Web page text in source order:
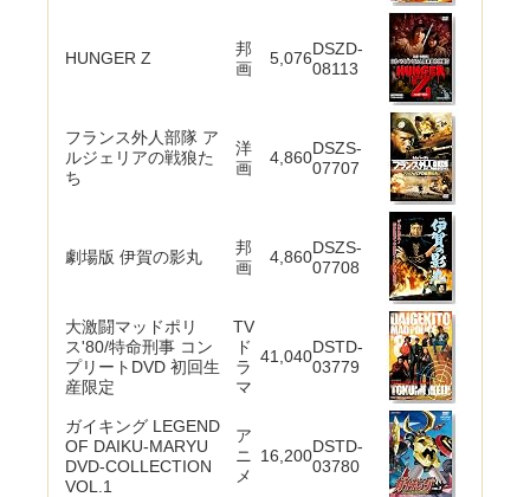
HUNGER Z
邦
画
5,076DSZD-
08113
フランス外人部隊 ア
ルジェリアの戦狼た
ち
洋
画
4,860DSZS-
07707
劇場版 伊賀の影丸
邦
画
4,860DSZS-
07708
大激闘マッドポリ
ス'80/特命刑事 コン
プリートDVD 初回生
産限定
TV
ド
ラ
マ
41,040DSTD-
03779
ガイキング LEGEND
OF DAIKU-MARYU
DVD-COLLECTION
VOL.1
ア
ニ
メ
16,200DSTD-
03780